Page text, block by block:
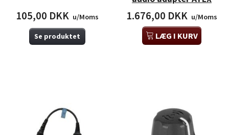
105,00 DKK u/Moms
Se produktet
1.676,00 DKK u/Moms
LÆG I KURV